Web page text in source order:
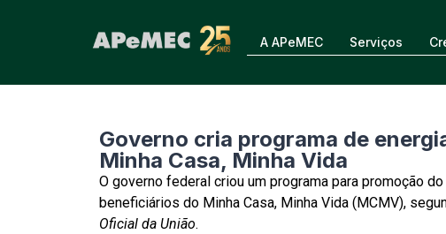
A APeMEC Serviços
Governo cria programa de
Minha Casa, Minha Vida
O governo federal criou um programa para promoção
beneficiários do Minha Casa, Minha Vida (MCMV),
Oficial da União.